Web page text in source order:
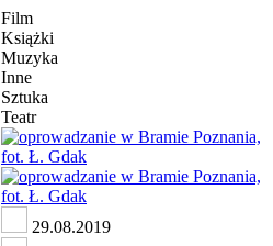
Film
Książki
Muzyka
Inne
Sztuka
Teatr
29.08.2019